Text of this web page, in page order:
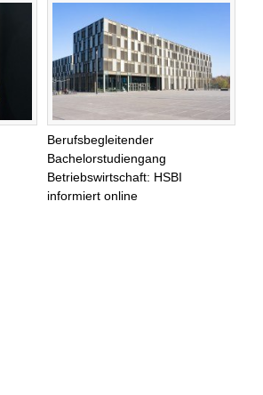
Berufsbegleitender
Bachelorstudiengang
Betriebswirtschaft: HSBI
informiert online